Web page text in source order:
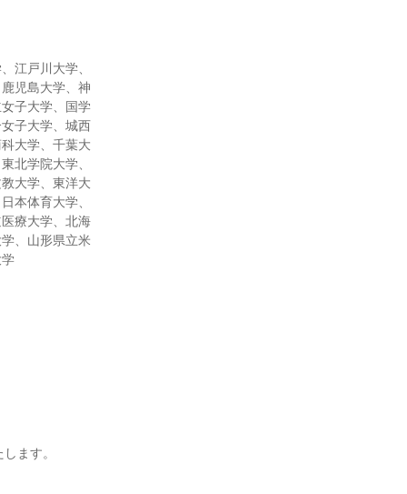
江戸川大学、
児島大学、神
子大学、国学
子大学、城西
大学、千葉大
北学院大学、
大学、東洋大
本体育大学、
療大学、北海
、山形県立米
ます。